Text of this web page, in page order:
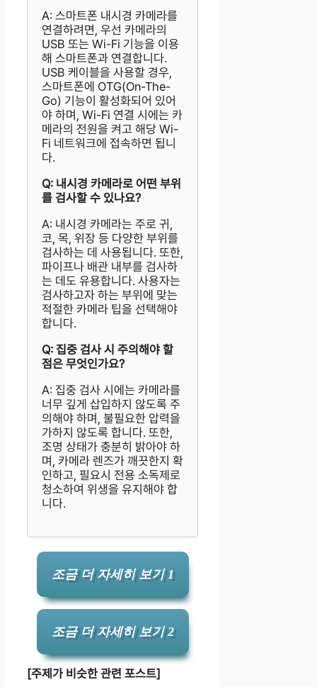
A: 스마트폰 내시경 카메라를
연결하려면, 우선 카메라의
USB 또는 Wi-Fi 기능을 이용
해 스마트폰과 연결합니다.
USB 케이블을 사용할 경우,
스마트폰에 OTG(On-The-
Go) 기능이 활성화되어 있어
야 하며, Wi-Fi 연결 시에는 카
메라의 전원을 켜고 해당 Wi-
Fi 네트워크에 접속하면 됩니
다.
Q: 내시경 카메라로 어떤 부위
를 검사할 수 있나요?
A: 내시경 카메라는 주로 귀,
코, 목, 위장 등 다양한 부위를
검사하는 데 사용됩니다. 또한,
파이프나 배관 내부를 검사하
는 데도 유용합니다. 사용자는
검사하고자 하는 부위에 맞는
적절한 카메라 팁을 선택해야
합니다.
Q: 집중 검사 시 주의해야 할
점은 무엇인가요?
A: 집중 검사 시에는 카메라를
너무 깊게 삽입하지 않도록 주
의해야 하며, 불필요한 압력을
가하지 않도록 합니다. 또한,
조명 상태가 충분히 밝아야 하
며, 카메라 렌즈가 깨끗한지 확
인하고, 필요시 전용 소독제로
청소하여 위생을 유지해야 합
니다.
조금 더 자세히 보기 1
조금 더 자세히 보기 2
[주제가 비슷한 관련 포스트]